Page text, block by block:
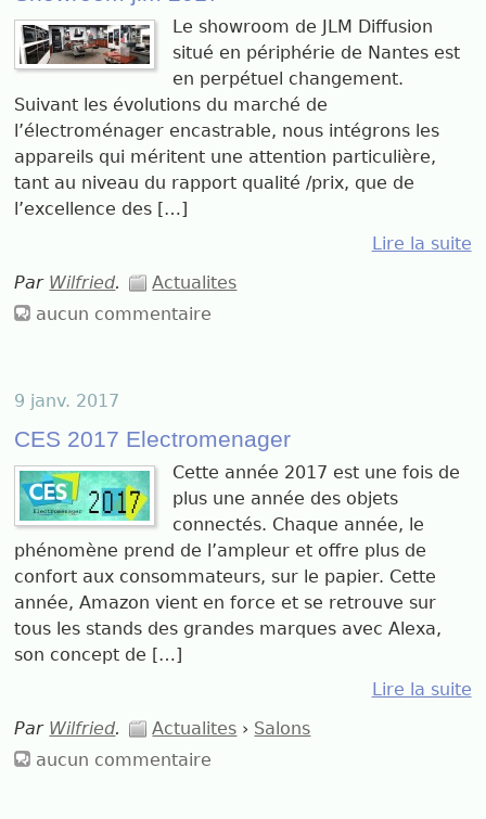
Le showroom de JLM Diffusion
situé en périphérie de Nantes est
en perpétuel changement.
Suivant les évolutions du marché de
l’électroménager encastrable, nous intégrons les
appareils qui méritent une attention particulière,
tant au niveau du rapport qualité /prix, que de
l’excellence des […]
Lire la suite
Par Wilfried.
Actualites
aucun commentaire
9 janv. 2017
CES 2017 Electromenager
Cette année 2017 est une fois de
plus une année des objets
connectés. Chaque année, le
phénomène prend de l’ampleur et offre plus de
confort aux consommateurs, sur le papier. Cette
année, Amazon vient en force et se retrouve sur
tous les stands des grandes marques avec Alexa,
son concept de […]
Lire la suite
Par Wilfried. Actualites › Salons
aucun commentaire